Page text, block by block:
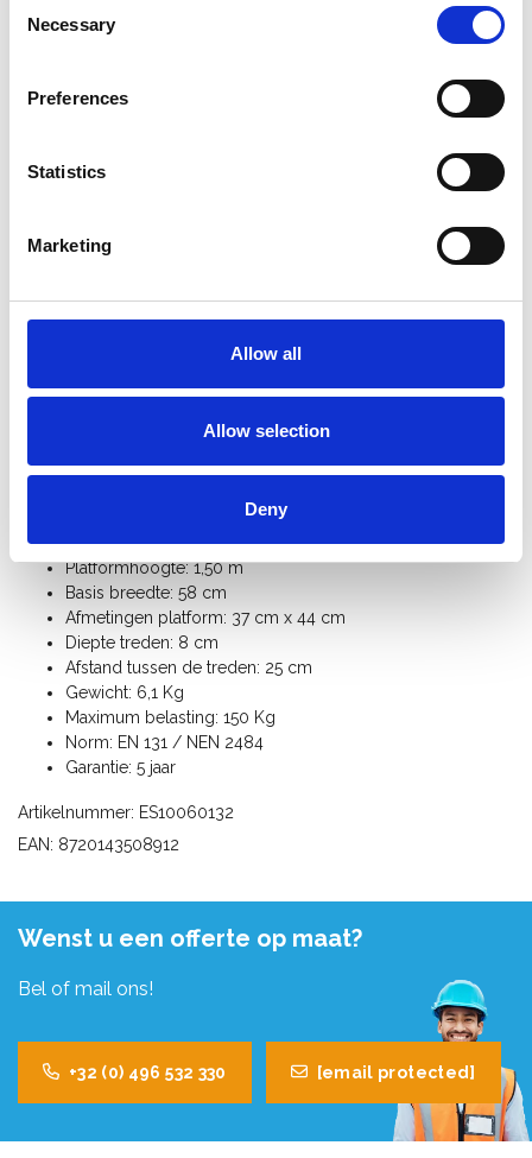
Selection
Necessary
Preferences
Statistics
Marketing
Allow all
Allow selection
Deny
Vergelijkbare producten
Eurostairs voegtrap stukadoorstrap 6
De Eurostairs stuc-trap met 6 treden is een enkele trap met
platform dat tegen de muur steunt. De ideale trap voor
optimale stabiliteit.
Platformhoogte: 1,50 m
Basis breedte: 58 cm
Afmetingen platform: 37 cm x 44 cm
Diepte treden: 8 cm
Afstand tussen de treden: 25 cm
Gewicht: 6,1 Kg
Maximum belasting: 150 Kg
Norm: EN 131 / NEN 2484
Garantie: 5 jaar
Artikelnummer: ES10060132
EAN: 8720143508912
Wenst u een offerte op maat?
Bel of mail ons!
+32 (0) 496 532 330 [email protected]